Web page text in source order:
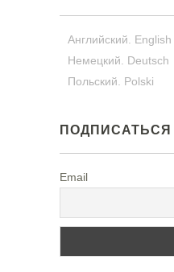
Английский. English
Немецкий. Deutsch
Польский. Polski
ПОДПИСАТЬСЯ
Email